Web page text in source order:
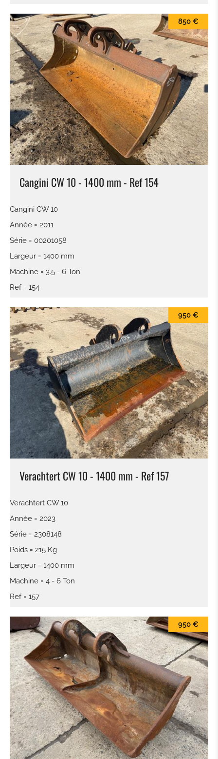
Cangini CW 10 - 1400 mm - Ref 154
850 €
Cangini CW 10
Année = 2011
Série = 00201058
Largeur = 1400 mm
Machine = 3.5 - 6 Ton
Ref = 154
Verachtert CW 10 - 1400 mm - Ref 157
950 €
Verachtert CW 10
Année = 2023
Série = 2308148
Poids = 215 Kg
Largeur = 1400 mm
Machine = 4 - 6 Ton
Ref = 157
950 €